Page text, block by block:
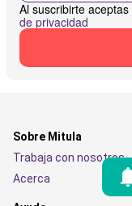
Al suscribirte aceptas
de privacidad
Sobre Mitula
Trabaja con nosotros
Acerca